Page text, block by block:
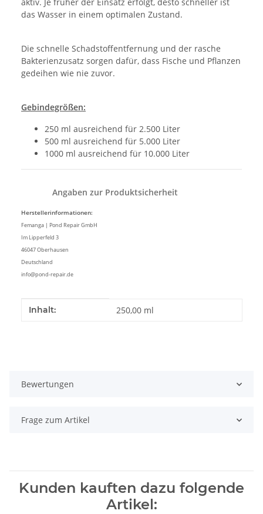
das Wasser in einem optimalen Zustand.
Die schnelle Schadstoffentfernung und der rasche
Bakterienzusatz sorgen dafür, dass Fische und Pflanzen
gedeihen wie nie zuvor.
Gebindegrößen:
250 ml ausreichend für 2.500 Liter
500 ml ausreichend für 5.000 Liter
1000 ml ausreichend für 10.000 Liter
Angaben zur Produktsicherheit
Herstellerinformationen:
Femanga | Pond Repair GmbH
Im Lipperfeld 3
46047 Oberhausen
Deutschland
info@pond-repair.de
Produkteigenschaft
Wert
Inhalt: 250,00 ml
Bewertungen
Frage zum Artikel
Kunden kauften dazu folgende
Artikel: